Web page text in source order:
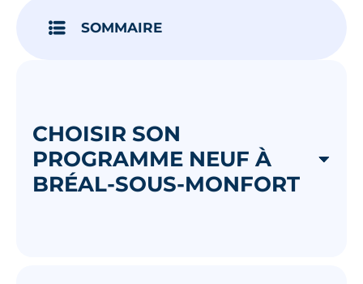
SOMMAIRE
CHOISIR SON
PROGRAMME NEUF À
BRÉAL-SOUS-MONFORT